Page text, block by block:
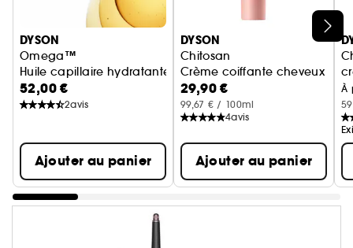
Ignorer le carrousel produits
DYSON
Omega™
Huile capillaire hydratante
52,00 €
2avis
Ajouter au panier
DYSON
Chitosan
Crème coiffante cheveux
29,90 €
99,67 € / 100ml
4avis
Ajouter au panier
À